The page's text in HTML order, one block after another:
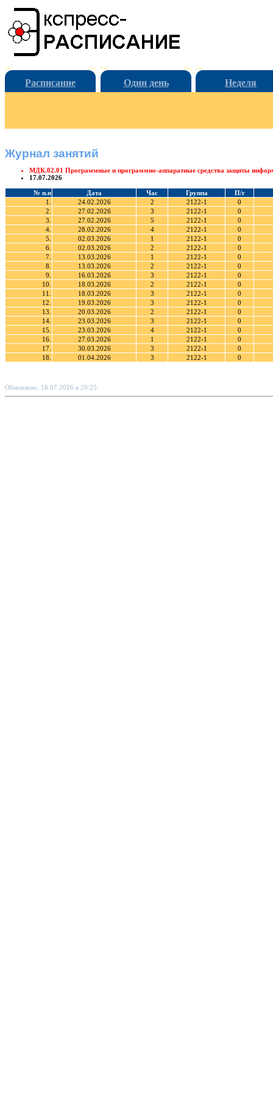
Расписание Один день Неделя
Журнал занятий
МДК.02.01 Программные и программно-аппаратные средства защиты
17.07.2026
№ п.п Дата Час Группа
П/г
1.
24.02.2026 2 2122-1
0
2.
27.02.2026 3 2122-1
0
3.
27.02.2026 5 2122-1
0
4.
28.02.2026 4 2122-1
0
5.
02.03.2026 1 2122-1
0
6.
02.03.2026 2 2122-1
0
7.
13.03.2026 1 2122-1
0
8.
13.03.2026 2 2122-1
0
9.
16.03.2026 3 2122-1
0
10.
18.03.2026 2 2122-1
0
11.
18.03.2026 3 2122-1
0
12.
19.03.2026 3 2122-1
0
13.
20.03.2026 2 2122-1
0
14.
23.03.2026 3 2122-1
0
15.
23.03.2026 4 2122-1
0
16.
27.03.2026 1 2122-1
0
17.
30.03.2026 3 2122-1
0
18.
01.04.2026 3 2122-1 0
Обновлено: 16.07.2026 в 20:25.